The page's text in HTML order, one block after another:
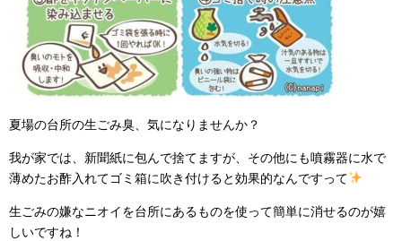
夏場の台所の生ごみ臭、気になりませんか？
我が家では、新聞紙に包んで捨てますが、その他にも噴霧器に水で
薄めたお酢入れてゴミ箱に吹き付けると効果的なんですって
生ごみの嫌なニオイを台所にあるものを使って簡単に消せるのが嬉
しいですね！